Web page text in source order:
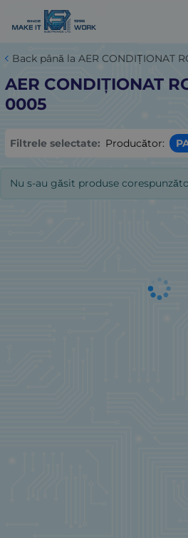
Back până la AER CONDIȚIONAT
AER CONDIȚIONAT
0005
Filtrele selectate: Producător:
Nu s-au găsit produse